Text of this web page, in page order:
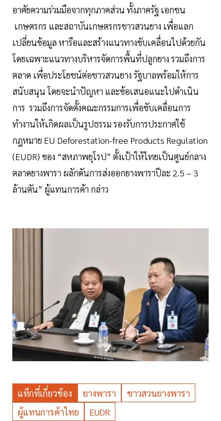
อาศัยความร่วมมือจากทุกภาคส่วน ทั้งภาครัฐ เอกชน
เกษตรกร และสถาบันเกษตรกรชาวสวนยาง เพื่อแลก
เปลี่ยนข้อมูล หารือและสร้างแนวทางขับเคลื่อนไปด้วยกัน
โดยเฉพาะแนวทางบริหารจัดการพื้นที่ปลูกยาง รวมถึงการ
ตลาด เพื่อประโยชน์ต่อชาวสวนยาง รัฐบาลพร้อมให้การ
สนับสนุน โดยจะนำปัญหา และข้อเสนอแนะไปดำเนิน
การ รวมถึงการจัดตั้งคณะกรรมการเพื่อขับเคลื่อนการ
ทำงานให้เกิดผลเป็นรูปธรรม รองรับการประกาศใช้
กฎหมาย EU Deforestation-free Products Regulation
(EUDR) ของ “สหภาพยุโรป” ตั้งเป้าให้ไทยเป็นศูนย์กลาง
ตลาดยางพารา ผลักดันการส่งออกยางพาราปีละ 2.5 – 3
ล้านตัน” ผู้แทนการค้า กล่าว
แท็กที่เกี่ยวข้อง ยางพารา
ชาวสวนยางพารา
ผู้แทนการค้าไทย
EUDR